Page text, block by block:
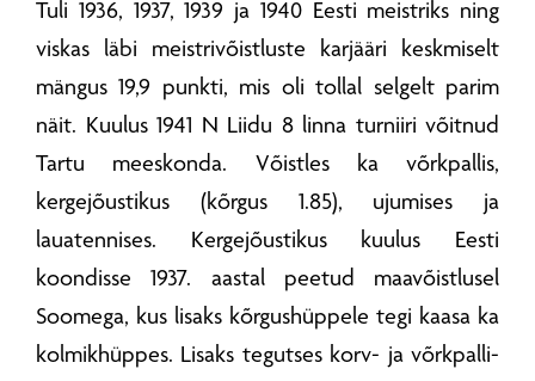
Tuli 1936, 1937, 1939 ja 1940 Eesti meistriks ning
viskas läbi meistrivõistluste karjääri keskmiselt
mängus 19,9 punkti, mis oli tollal selgelt parim
näit. Kuulus 1941 N Liidu 8 linna turniiri võitnud
Tartu meeskonda. Võistles ka võrkpallis,
kergejõustikus (kõrgus 1.85), ujumises ja
lauatennises. Kergejõustikus kuulus Eesti
koondisse 1937. aastal peetud maavõistlusel
Soomega, kus lisaks kõrgushüppele tegi kaasa ka
kolmikhüppes. Lisaks tegutses korv- ja võrkpalli-